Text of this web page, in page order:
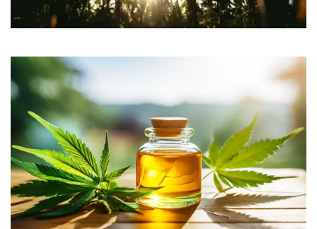
Функциональные продукты с
CBD
Красота и гигиена
CBD для животных
Какао и шоколад с CBD
Магазины